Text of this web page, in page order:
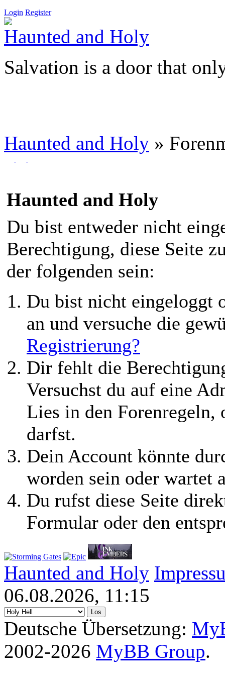
Login Register
Haunted and Holy
Salvation is a door that
Haunted and Holy »
Haunted and Holy
Du bist entweder nicht
Berechtigung, diese Seite
der folgenden sein:
Du bist nicht eingeloggt
an und versuche die
Registrierung?
Dir fehlt die
Versuchst du auf eine
Lies in den Forenregeln,
darfst.
Dein Account könnte
worden sein oder wartet
Du rufst diese Seite
Formular oder den
Haunted and Holy
06.08.2026, 11:15
Deutsche Übersetzung:
2002-2026 MyBB Group.